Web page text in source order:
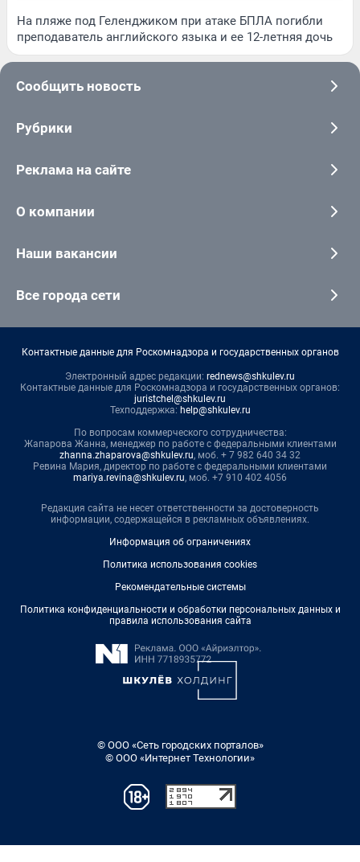
На пляже под Геленджиком при атаке БПЛА погибли
преподаватель английского языка и ее 12-летняя дочь
Сообщить новость
Рубрики
Реклама на сайте
О компании
Наши вакансии
Все города сети
Контактные данные для Роскомнадзора и государственных органов
Электронный адрес редакции: rednews@shkulev.ru
Контактные данные для Роскомнадзора и государственных органов:
juristchel@shkulev.ru
Техподдержка: help@shkulev.ru
По вопросам коммерческого сотрудничества:
Жапарова Жанна, менеджер по работе с федеральными клиентами
zhanna.zhaparova@shkulev.ru, моб. + 7 982 640 34 32
Ревина Мария, директор по работе с федеральными клиентами
mariya.revina@shkulev.ru, моб. +7 910 402 4056
Редакция сайта не несет ответственности за достоверность
информации, содержащейся в рекламных объявлениях.
Информация об ограничениях
Политика использования cookies
Рекомендательные системы
Политика конфиденциальности и обработки персональных данных и
правила использования сайта
© ООО «Сеть городских порталов»
© ООО «Интернет Технологии»